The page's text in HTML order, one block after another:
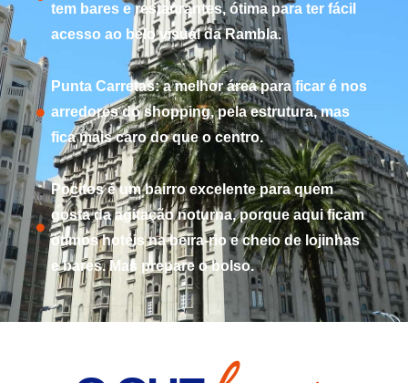
tem bares e restaurantes, ótima para ter fácil
acesso ao belo visual da Rambla.
Punta Carretas: a melhor área para ficar é nos
arredores do shopping, pela estrutura, mas
fica mais caro do que o centro.
Pocitos é um bairro excelente para quem
gosta da agitação noturna, porque aqui ficam
ótimos hotéis na beira-rio e cheio de lojinhas
e bares. Mas prepare o bolso.